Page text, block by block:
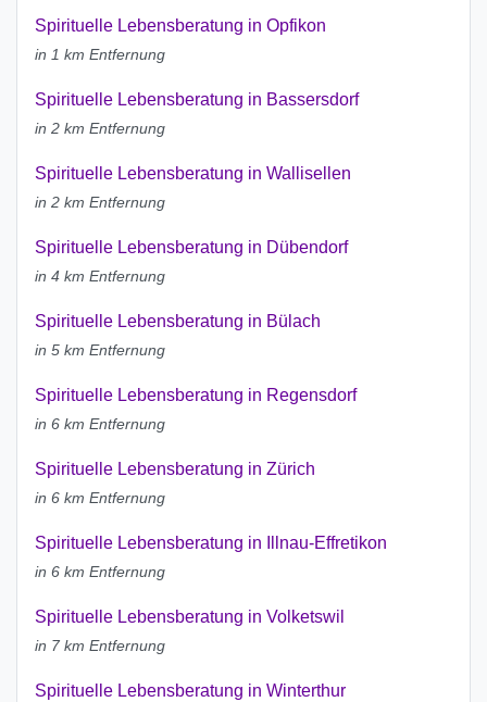
Spirituelle Lebensberatung in Opfikon
in 1 km Entfernung
Spirituelle Lebensberatung in Bassersdorf
in 2 km Entfernung
Spirituelle Lebensberatung in Wallisellen
in 2 km Entfernung
Spirituelle Lebensberatung in Dübendorf
in 4 km Entfernung
Spirituelle Lebensberatung in Bülach
in 5 km Entfernung
Spirituelle Lebensberatung in Regensdorf
in 6 km Entfernung
Spirituelle Lebensberatung in Zürich
in 6 km Entfernung
Spirituelle Lebensberatung in Illnau-Effretikon
in 6 km Entfernung
Spirituelle Lebensberatung in Volketswil
in 7 km Entfernung
Spirituelle Lebensberatung in Winterthur